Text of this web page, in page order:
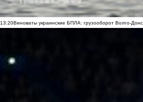
13:20Виноваты украинские БПЛА: грузооборот Волго-